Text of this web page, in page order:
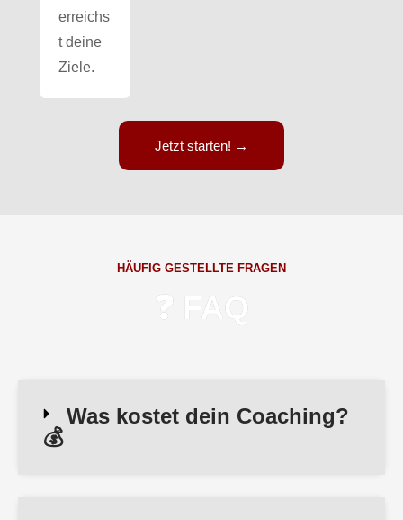
erreichs
t deine
Ziele.
Jetzt starten! →
HÄUFIG GESTELLTE FRAGEN
❓ FAQ
Was kostet dein Coaching?
💰